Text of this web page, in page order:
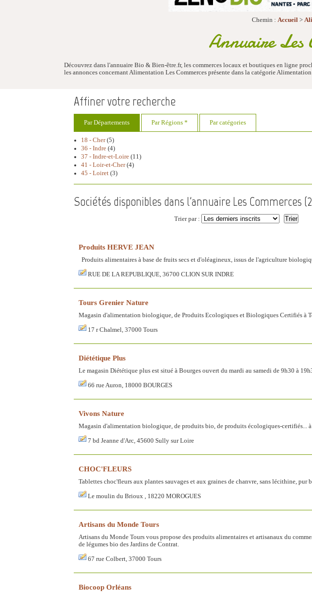
Chemin : Accueil >
Annuaire Les
Découvrez dans l'annuaire Bio & Bien-être.fr, les commerces locaux et boutiques en ligne
les annonces concernant Alimentation Les Commerces présente dans la catégorie
Affiner votre recherche
Par Départements Par Régions * Par catégories
18 - Cher(5)
36 - Indre (4)
37 - Indre-et-Loire (11)
41 - Loir-et-Cher(4)
45 - Loiret (3)
Sociétés disponibles dans l'annuaire Les Commerces (
Trier par :
Produits HERVE JEAN
Produits alimentaires à base de fruits secs et d'oléagineux, issus de l'agriculture
RUE DE LA REPUBLIQUE, 36700 CLION SUR INDRE
Tours Grenier Nature
Magasin d'alimentation biologique, de Produits Ecologiques et Biologiques Certifiés à
17 r Chalmel, 37000 Tours
Diététique Plus
Le magasin Diététique plus est situé à Bourges ouvert du mardi au samedi de 9h30 à
66 rue Auron, 18000 BOURGES
Vivons Nature
Magasin d'alimentation biologique, de produits bio, de produits écologiques-certifiés...
7 bd Jeanne d'Arc, 45600 Sully sur Loire
CHOC'FLEURS
Tablettes choc'fleurs aux plantes sauvages et aux graines de chanvre, sans lécithine, pur
Le moulin du Brioux , 18220 MOROGUES
Artisans du Monde Tours
Artisans du Monde Tours vous propose des produits alimentaires et artisanaux du
de légumes bio des Jardins de Contrat.
67 rue Colbert, 37000 Tours
Biocoop Orléans